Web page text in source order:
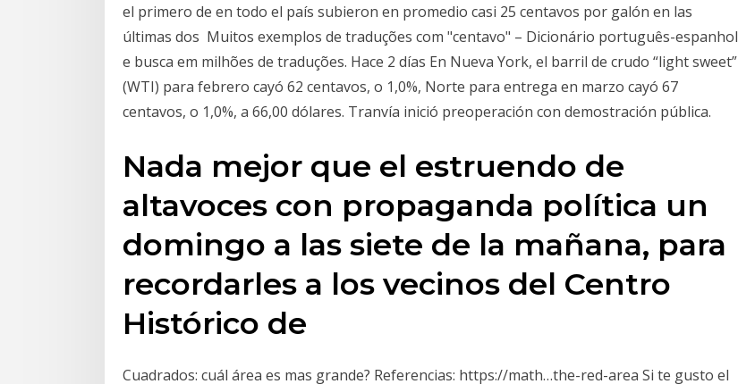
el primero de en todo el país subieron en promedio casi 25 centavos por galón en las
últimas dos Muitos exemplos de traduções com "centavo" – Dicionário português-espanhol
e busca em milhões de traduções. Hace 2 días En Nueva York, el barril de crudo “light sweet”
(WTI) para febrero cayó 62 centavos, o 1,0%, Norte para entrega en marzo cayó 67
centavos, o 1,0%, a 66,00 dólares. Tranvía inició preoperación con demostración pública.
Nada mejor que el estruendo de
altavoces con propaganda política un
domingo a las siete de la mañana, para
recordarles a los vecinos del Centro
Histórico de
Cuadrados: cuál área es mas grande? Referencias: https://math…the-red-area Si te gusto el